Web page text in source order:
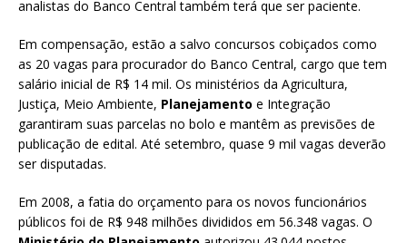
analistas do Banco Central também terá que ser paciente.
Em compensação, estão a salvo concursos cobiçados como
as 20 vagas para procurador do Banco Central, cargo que tem
salário inicial de R$ 14 mil. Os ministérios da Agricultura,
Justiça, Meio Ambiente, Planejamento e Integração
garantiram suas parcelas no bolo e mantêm as previsões de
publicação de edital. Até setembro, quase 9 mil vagas deverão
ser disputadas.
Em 2008, a fatia do orçamento para os novos funcionários
públicos foi de R$ 948 milhões divididos em 56.348 vagas. O